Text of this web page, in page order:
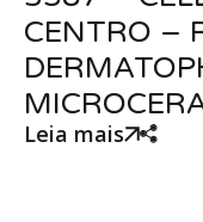
CENTRO –
Leia mais